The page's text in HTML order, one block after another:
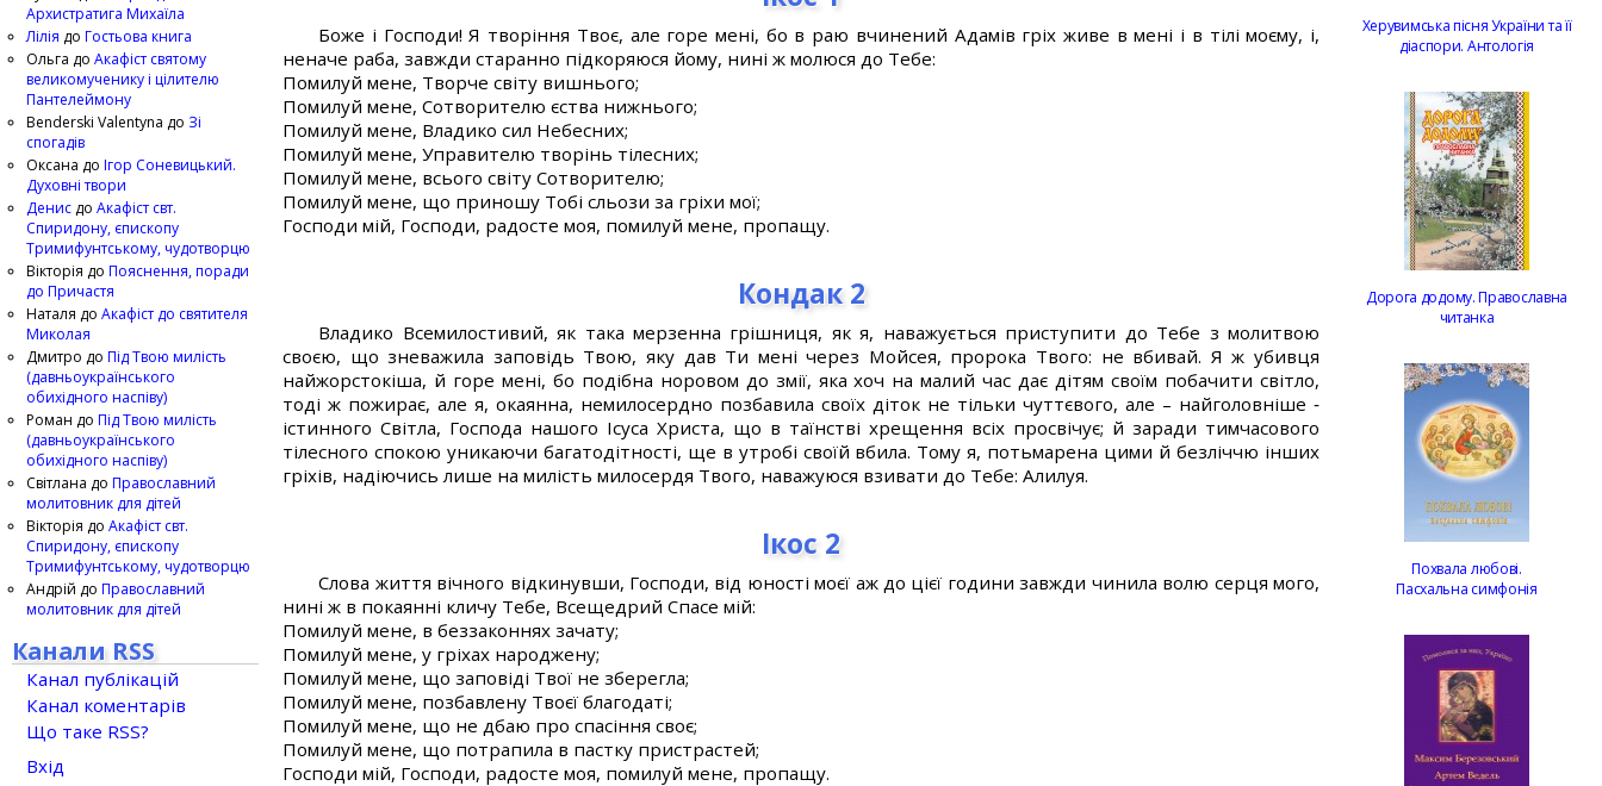
Боже і Господи! Я творіння Твоє, але горе мені, бо в раю вчинений Адамів гріх живе в мені і в тілі моєму, і,
неначе раба, завжди старанно підкоряюся йому, нині ж молюся до Тебе:
Помилуй мене, Творче світу вишнього;
Помилуй мене, Сотворителю єства нижнього;
Помилуй мене, Владико сил Небесних;
Помилуй мене, Управителю творінь тілесних;
Помилуй мене, всього світу Сотворителю;
Помилуй мене, що приношу Тобі сльози за гріхи мої;
Господи мій, Господи, радосте моя, помилуй мене, пропащу.
Кондак 2
Владико Всемилостивий, як така мерзенна грішниця, як я, наважується приступити до Тебе з молитвою
своєю, що зневажила заповідь Твою, яку дав Ти мені через Мойсея, пророка Твого: не вбивай. Я ж убивця
найжорстокіша, й горе мені, бо подібна норовом до змії, яка хоч на малий час дає дітям своїм побачити світло,
тоді ж пожирає, але я, окаянна, немилосердно позбавила своїх діток не тільки чуттєвого, але – найголовніше ‑
істинного Світла, Господа нашого Ісуса Христа, що в таїнстві хрещення всіх просвічує; й заради тимчасового
тілесного спокою уникаючи багатодітності, ще в утробі своїй вбила. Тому я, потьмарена цими й безліччю інших
гріхів, надіючись лише на милість милосердя Твого, наважуюся взивати до Тебе: Алилуя.
Ікос 2
Слова життя вічного відкинувши, Господи, від юності моєї аж до цієї години завжди чинила волю серця мого,
нині ж в покаянні кличу Тебе, Всещедрий Спасе мій:
Помилуй мене, в беззаконнях зачату;
Помилуй мене, у гріхах народжену;
Помилуй мене, що заповіді Твої не зберегла;
Помилуй мене, позбавлену Твоєї благодаті;
Помилуй мене, що не дбаю про спасіння своє;
Помилуй мене, що потрапила в пастку пристрастей;
Господи мій, Господи, радосте моя, помилуй мене, пропащу.
Архистратига Михаїла
Лілія до Гостьова книга
Ольга до Акафіст святому
великомученику і цілителю
Пантелеймону
Benderski Valentyna до Зі
спогадів
Оксана до Ігор Соневицький.
Духовні твори
Денис до Акафіст свт.
Спиридону, єпископу
Тримифунтському, чудотворцю
Вікторія до Пояснення, поради
до Причастя
Наталя до Акафіст до святителя
Миколая
Дмитро до Під Твою милість
(давньоукраїнського
обихідного наспіву)
Роман до Під Твою милість
(давньоукраїнського
обихідного наспіву)
Світлана до Православний
молитовник для дітей
Вікторія до Акафіст свт.
Спиридону, єпископу
Тримифунтському, чудотворцю
Андрій до Православний
молитовник для дітей
Канали RSS
Канал публікацій
Канал коментарів
Що таке RSS?
Вхід
Херувимська пісня України та її
діаспори. Антологія
Дорога додому. Православна
читанка
Похвала любові.
Пасхальна симфонія